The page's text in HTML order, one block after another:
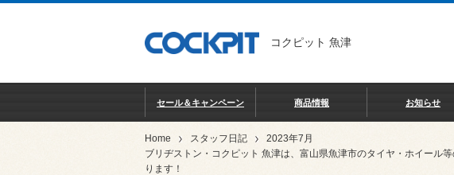
コクピット 魚津
セール＆キャンペーン 商品情報 お知らせ
Home スタッフ日記
2023年7月
ブリヂストン・コクピット 魚津は、富山県魚津市のタイヤ・ホイール
ります！